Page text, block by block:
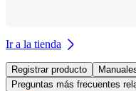
Ir a la tienda
Registrar producto
Preguntas más frecuentes